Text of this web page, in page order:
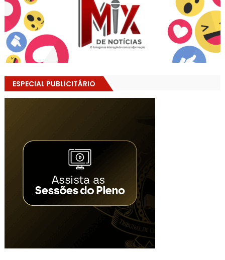
ESPECIAL PUBLICITÁRIO